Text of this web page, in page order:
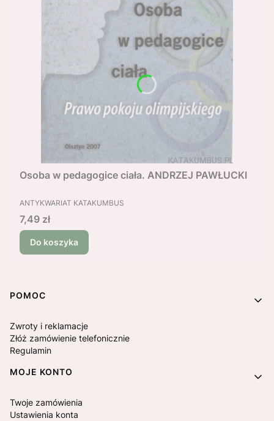
Osoba w pedagogice ciała. ANDRZEJ PAWŁUCKI
PRODUCENT
ANTYKWARIAT KATAKUMBUS
Cena
7,49 zł
Do koszyka
Linki w stopce
POMOC
Zwroty i reklamacje
Złóż zamówienie telefonicznie
Regulamin
MOJE KONTO
Twoje zamówienia
Ustawienia konta